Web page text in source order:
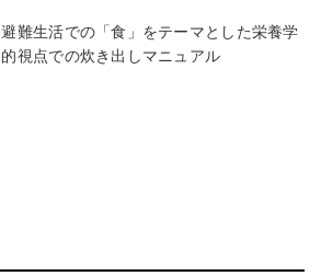
避難生活での「食」をテーマとした栄養学
的視点での炊き出しマニュアル